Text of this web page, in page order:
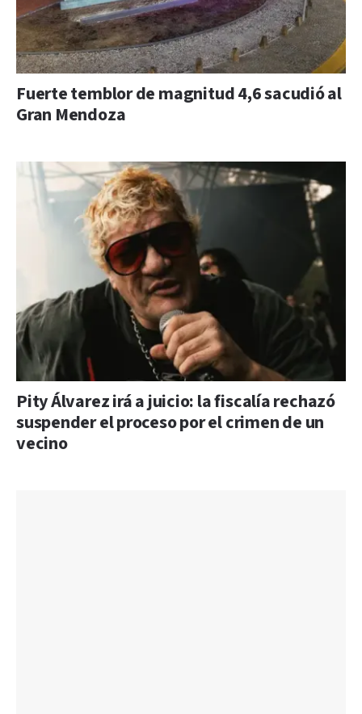
Fuerte temblor de magnitud 4,6 sacudió al
Gran Mendoza
Pity Álvarez irá a juicio: la fiscalía rechazó
suspender el proceso por el crimen de un
vecino